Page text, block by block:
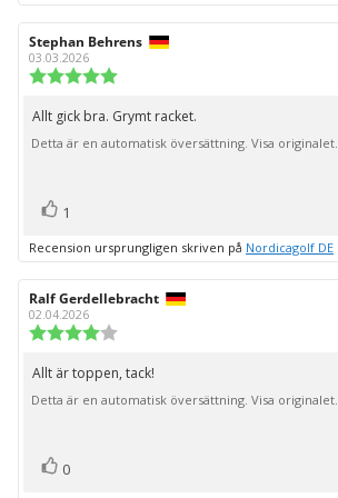
Recensionsförfattare:
Stephan Behrens
03.03.2026
utav
5
stjärnor
Recensionstext:
Allt gick bra. Grymt racket.
Detta är en automatisk översättning. Visa originalet.
Rösta
1
Recension ursprungligen skriven på Nordicagolf DE
Recensionsförfattare:
Ralf Gerdellebracht
02.04.2026
utav
5
stjärnor
Recensionstext:
Allt är toppen, tack!
Detta är en automatisk översättning. Visa originalet.
Rösta
0